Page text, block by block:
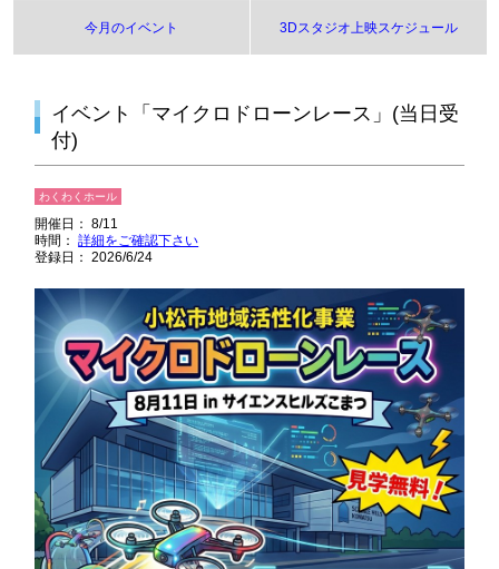
今月のイベント 3Dスタジオ上映スケジュール
イベント「マイクロドローンレース」(当日受
付)
わくわくホール
開催日： 8/11
時間：詳細をご確認下さい
登録日： 2026/6/24